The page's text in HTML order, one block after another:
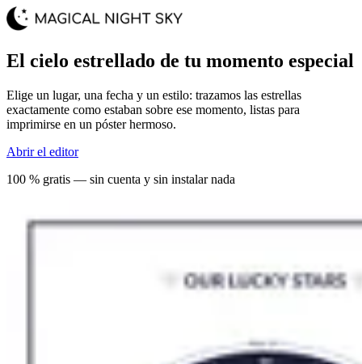
El cielo estrellado de tu momento especial
Elige un lugar, una fecha y un estilo: trazamos las estrellas
exactamente como estaban sobre ese momento, listas para
imprimirse en un póster hermoso.
Abrir el editor
100 % gratis — sin cuenta y sin instalar nada